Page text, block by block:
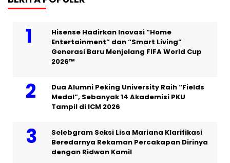
Hisense Hadirkan Inovasi “Home
Entertainment” dan “Smart Living”
Generasi Baru Menjelang FIFA World Cup
2026™
Dua Alumni Peking University Raih “Fields
Medal”, Sebanyak 14 Akademisi PKU
Tampil di ICM 2026
Selebgram Seksi Lisa Mariana Klarifikasi
Beredarnya Rekaman Percakapan Dirinya
dengan Ridwan Kamil